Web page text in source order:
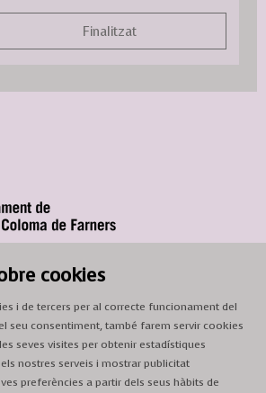
Finalitzat
de Farners
Santa Coloma de Farners
cookies
i de tercers per al correcte funcionament del
seu consentiment, també farem servir cookies
seves visites per obtenir estadístiques
nostres serveis i mostrar publicitat
preferències a partir dels seus hàbits de